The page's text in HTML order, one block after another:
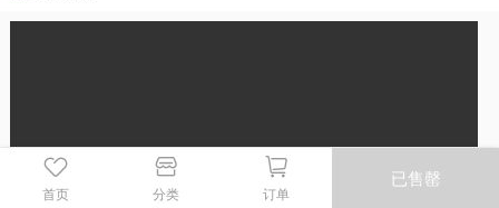
首页 分类 订单
已售罄